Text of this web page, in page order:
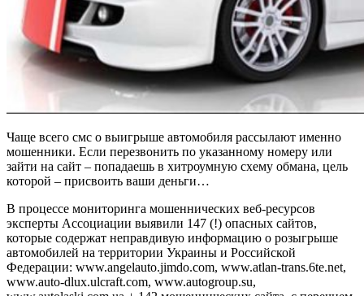
Чаще всего смс о выигрыше автомобиля рассылают именно
мошенники. Если перезвонить по указанному номеру или
зайти на сайт – попадаешь в хитроумную схему обмана, цель
которой – присвоить ваши деньги…
В процессе мониторинга мошеннических веб-ресурсов
эксперты Ассоциации выявили 147 (!) опасных сайтов,
которые содержат неправдивую информацию о розыгрыше
автомобилей на территории Украины и Российской
Федерации: www.angelauto.jimdo.com, www.atlan-trans.6te.net,
www.auto-dlux.ulcraft.com, www.autogroup.su,